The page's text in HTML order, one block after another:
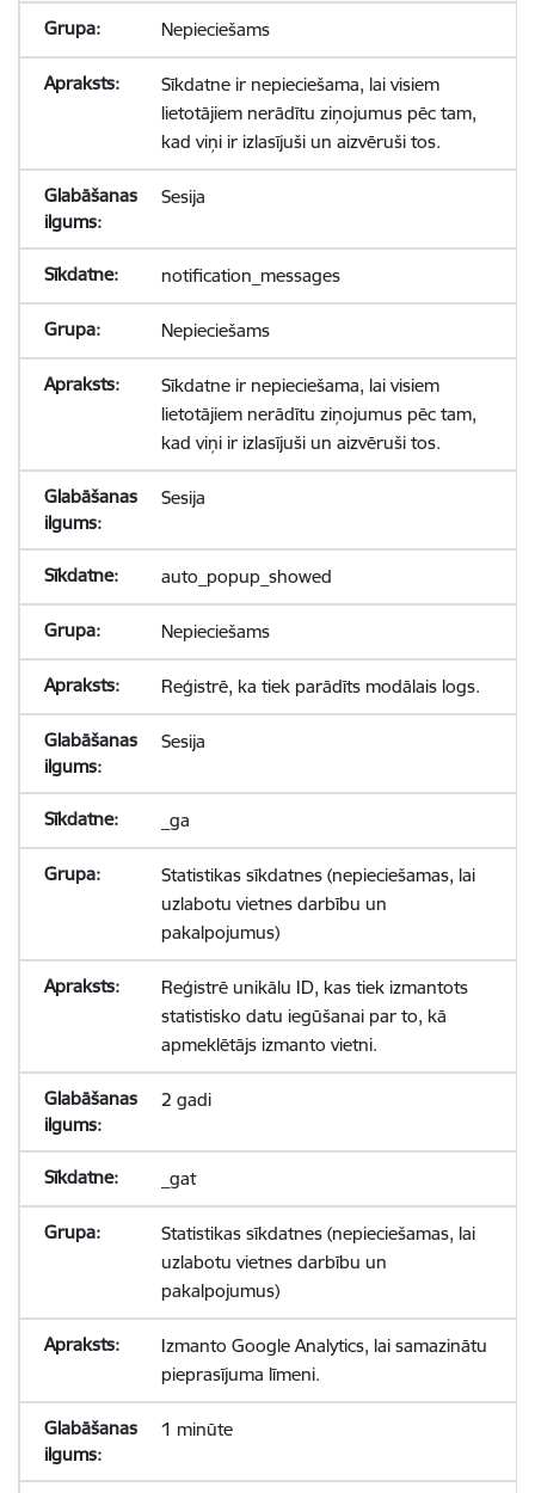
Nepieciešams
Sīkdatne ir nepieciešama, lai visiem
lietotājiem nerādītu ziņojumus pēc tam,
kad viņi ir izlasījuši un aizvēruši tos.
Sesija
notification_messages
Nepieciešams
Sīkdatne ir nepieciešama, lai visiem
lietotājiem nerādītu ziņojumus pēc tam,
kad viņi ir izlasījuši un aizvēruši tos.
Sesija
auto_popup_showed
Nepieciešams
Reģistrē, ka tiek parādīts modālais logs.
Sesija
_ga
Statistikas sīkdatnes (nepieciešamas, lai
uzlabotu vietnes darbību un
pakalpojumus)
Reģistrē unikālu ID, kas tiek izmantots
statistisko datu iegūšanai par to, kā
apmeklētājs izmanto vietni.
2 gadi
_gat
Statistikas sīkdatnes (nepieciešamas, lai
uzlabotu vietnes darbību un
pakalpojumus)
Izmanto Google Analytics, lai samazinātu
pieprasījuma līmeni.
1 minūte